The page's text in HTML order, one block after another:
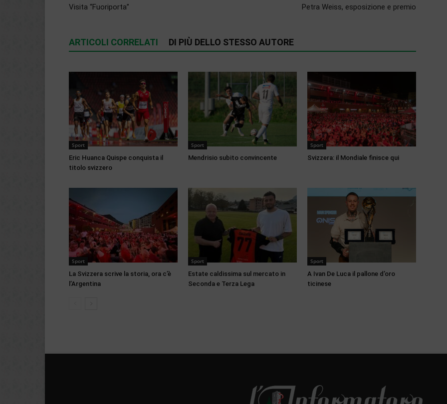
Visita “Fuoriporta” Petra Weiss, esposizione e premio
ARTICOLI CORRELATI DI PIÙ DELLO STESSO AUTORE
Sport
Eric Huanca Quispe conquista il
titolo svizzero
Sport
Mendrisio subito convincente
Sport
Svizzera: il Mondiale finisce qui
Sport
La Svizzera scrive la storia, ora c’è
l’Argentina
Sport
Estate caldissima sul mercato in
Seconda e Terza Lega
Sport
A Ivan De Luca il pallone d’oro
ticinese